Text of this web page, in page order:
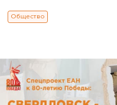
Общество